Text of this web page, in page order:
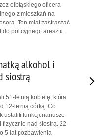
elbląskiego oficera
z mieszkań na
Ten miał zastraszać
do policyjnego aresztu.
alkohol i
siostrą
51-letnią kobietę, która
12-letnią córką. Co
ustalili funkcjonariusze
fizycznie nad siostrą. 22-
5 lat pozbawienia